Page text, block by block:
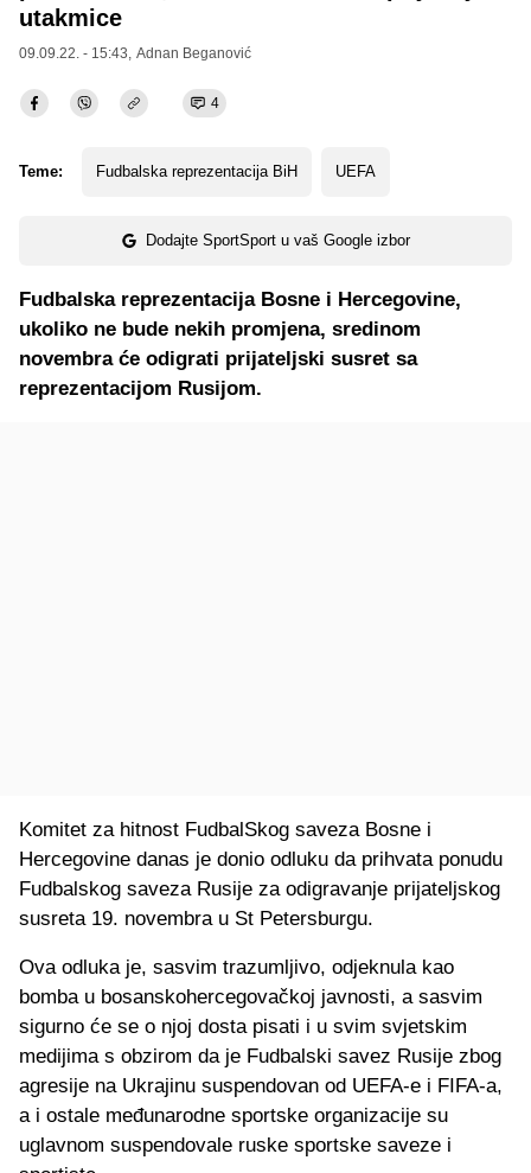
utakmice
09.09.22. - 15:43, Adnan Beganović
4
Teme: Fudbalska reprezentacija BiH UEFA
Dodajte SportSport u vaš Google izbor
Fudbalska reprezentacija Bosne i Hercegovine,
ukoliko ne bude nekih promjena, sredinom
novembra će odigrati prijateljski susret sa
reprezentacijom Rusijom.
Komitet za hitnost FudbalSkog saveza Bosne i
Hercegovine danas je donio odluku da prihvata ponudu
Fudbalskog saveza Rusije za odigravanje prijateljskog
susreta 19. novembra u St Petersburgu.
Ova odluka je, sasvim trazumljivo, odjeknula kao
bomba u bosanskohercegovačkoj javnosti, a sasvim
sigurno će se o njoj dosta pisati i u svim svjetskim
medijima s obzirom da je Fudbalski savez Rusije zbog
agresije na Ukrajinu suspendovan od UEFA-e i FIFA-a,
a i ostale međunarodne sportske organizacije su
uglavnom suspendovale ruske sportske saveze i